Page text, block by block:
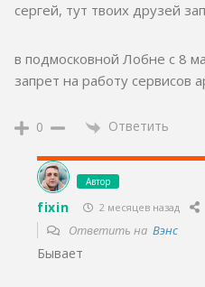
сергей, тут твоих друзей
в подмосковной Лобне с 8
запрет на работу сервисов
0 Ответить
Автор
fixin 2 месяцев назад
Ответить на Вэнс
Бывает